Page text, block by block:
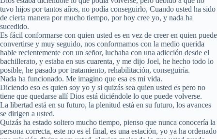
tuvo hijos por tantos años, no podía conseguirlo, Cuando usted ha sido
de cierta manera por mucho tiempo, por hoy cree yo, y nada ha
sucedido.
Es fácil conformarse con quien usted es en vez de creer en quien puede
convertirse y muy seguido, nos conformamos con la medio querida
hable recientemente con un señor, luchaba con una adicción desde el
bachillerato, y estaba en sus cuarenta, y me dijo Joel, he hecho todo lo
posible, he pasado por tratamiento, rehabilitación, conseguiría.
Nada ha funcionado. Me imagino que esa es mi vida.
Diciendo eso es quien soy yo y si quizás sea quien usted es pero no
tiene que quedarse allí Dios está diciéndole lo que puede volverse.
La libertad está en su futuro, la plenitud está en su futuro, los avances
se dirigen a usted.
Quizás ha estado soltero mucho tiempo, pienso que nunca conocería la
persona correcta, este no es el final, es una estación, yo ya ha ordenado